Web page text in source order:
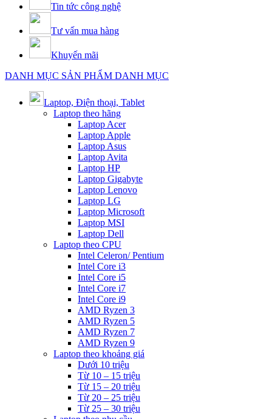
Tin tức công nghệ
Tư vấn mua hàng
Khuyến mãi
DANH MỤC SẢN PHẨM DANH MỤC
Laptop, Điện thoại, Tablet
Laptop theo hãng
Laptop Acer
Laptop Apple
Laptop Asus
Laptop Avita
Laptop HP
Laptop Gigabyte
Laptop Lenovo
Laptop LG
Laptop Microsoft
Laptop MSI
Laptop Dell
Laptop theo CPU
Intel Celeron/ Pentium
Intel Core i3
Intel Core i5
Intel Core i7
Intel Core i9
AMD Ryzen 3
AMD Ryzen 5
AMD Ryzen 7
AMD Ryzen 9
Laptop theo khoảng giá
Dưới 10 triệu
Từ 10 – 15 triệu
Từ 15 – 20 triệu
Từ 20 – 25 triệu
Từ 25 – 30 triệu